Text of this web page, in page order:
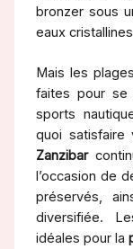
bronzer sous
eaux
Mais les
faites pour se
sports
quoi
Zanzibar
l’occasion de
préservés,
diversifiée.
idéales pour la